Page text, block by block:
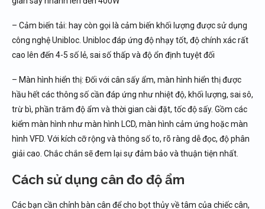
– Cảm biến tải: hay còn gọi là cảm biến khối lượng được sử dụng
công nghệ Unibloc. Unibloc đáp ứng độ nhạy tốt, độ chính xác rất
cao lên đến 4-5 số lẻ, sai số thấp và độ ổn định tuyệt đối
– Màn hình hiển thị: Đối với cân sấy ẩm, màn hình hiển thị được
hầu hết các thông số cần đáp ứng như nhiệt độ, khối lượng, sai sô,
trừ bì, phần trăm độ ẩm và thời gian cài đặt, tốc độ sấy. Gồm các
kiểm màn hình như màn hình LCD, màn hình cảm ứng hoặc màn
hình VFD. Với kích cỡ rộng và thông số to, rõ ràng dễ đọc, độ phân
giải cao. Chắc chắn sẽ đem lại sự đảm bảo và thuận tiện nhất.
Cách sử dụng cân đo độ ẩm
Các bạn cần chỉnh bàn cân để cho bọt thủy về tâm của chiếc cân,